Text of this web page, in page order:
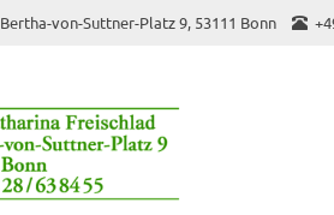
Bertha-von-Suttner-Platz 9, 53111 Bonn